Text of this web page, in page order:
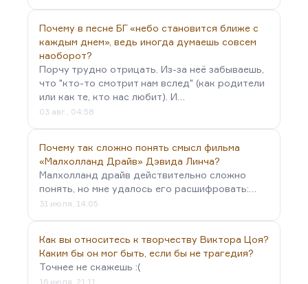
Это мощные, конечно, стихи. Но Гюго человечнее
гораздо, ну, просто талантливее. Гюго —
гениальный…
Почему в песне БГ «небо становится ближе с
каждым днем», ведь иногда думаешь совсем
наоборот?
Порчу трудно отрицать. Из-за неё забываешь,
что "кто-то смотрит нам вслед" (как родители
или как те, кто нас любит). И…
03 авг., 04:58
Почему так сложно понять смысл фильма
«Малхолланд Драйв» Дэвида Линча?
Малхолланд драйв действительно сложно
понять, но мне удалось его расшифровать:…
31 июля, 14:05
Как вы относитесь к творчеству Виктора Цоя?
Каким бы он мог быть, если бы не трагедия?
Точнее не скажешь :(
16 июля, 21:11